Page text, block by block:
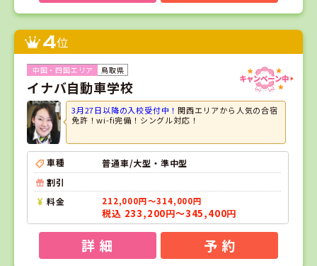
4位
鳥取県
イナバ自動車学校
3月27日以降の入校受付中！関西エリアから人気の合宿
免許！wi-fi完備！シングル対応！
車種
普通車/大型・準中型
割引
料金
212,000円～314,000円
税込 233,200円～345,400円
詳 細 予 約